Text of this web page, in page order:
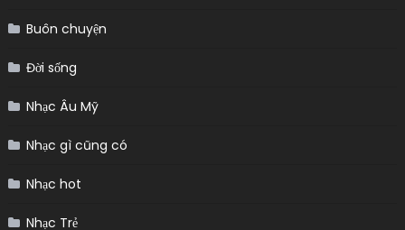
Buôn chuyện
Đời sống
Nhạc Âu Mỹ
Nhạc gì cũng có
Nhạc hot
Nhạc Trẻ